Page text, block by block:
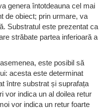
genera întotdeauna cel mai
de obiect; prin urmare, va
Substratul este prezentat ca
străbate partea inferioară a
este posibil să
acesta este determinat
între substrat și suprafața
vor indica un al doilea retur
vor indica un retur foarte